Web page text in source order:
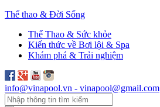
Thể thao & Đời Sống
Thể Thao & Sức khỏe
Kiến thức về Bơi lội & Spa
Khám phá & Trải nghiệm
info@vinapool.vn - vinapool@gmail.com